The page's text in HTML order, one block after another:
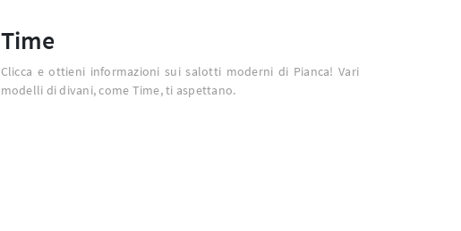
Time
Clicca e ottieni informazioni sui salotti moderni di Pianca! Vari
modelli di divani, come Time, ti aspettano.